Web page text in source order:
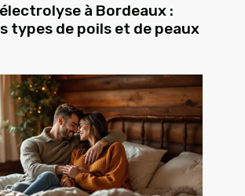
à Bordeaux :
types de poils et de peaux